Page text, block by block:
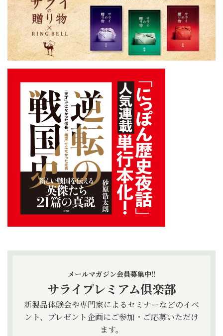
メールマガジン会員募集中!!
サライプレミアム倶楽部
新製品体験会や専門家によるセミナーなどのイベ
ント、プレゼント企画にご参加・ご応募いただけ
ます。